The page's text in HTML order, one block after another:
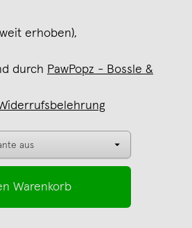
erhoben),
durch PawPopz - Bossle &
Warenkorb